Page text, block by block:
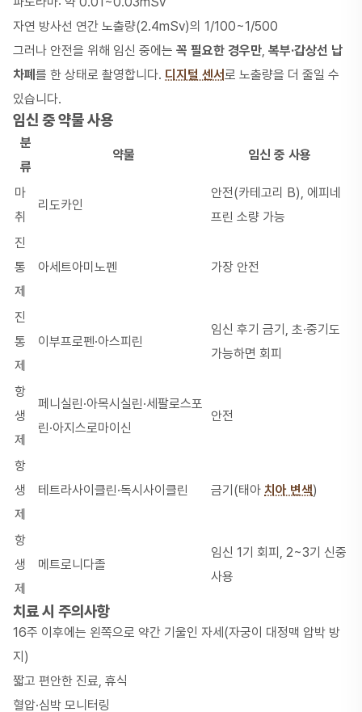
자연 방사선 연간 노출량(2.4mSv)의 1/100~1/500
그러나 안전을 위해 임신 중에는 꼭 필요한 경우만, 복부·갑상선 납
차폐 를 한 상태로 촬영합니다. 디지털 센서로 노출량을 더 줄일 수
있습니다.
임신 중 약물 사용
분
류
약물 임신 중 사용
마
취
리도카인
안전(카테고리 B), 에피네
프린 소량 가능
진
통
제
아세트아미노펜 가장 안전
진
통
제
이부프로펜·아스피린
임신 후기 금기, 초·중기도
가능하면 회피
항
생
제
페니실린·아목시실린·세팔로스포
린·아지스로마이신
안전
항
생
제
테트라사이클린·독시사이클린 금기(태아 치아 변색)
항
생
제
메트로니다졸
임신 1기 회피, 2~3기 신중
사용
치료 시 주의사항
16주 이후에는 왼쪽으로 약간 기울인 자세(자궁이 대정맥 압박 방
지)
짧고 편안한 진료, 휴식
혈압·심박 모니터링